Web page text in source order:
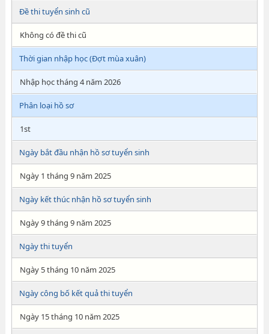
Đề thi tuyển sinh cũ
Không có đề thi cũ
Thời gian nhập học (Đợt mùa xuân)
Nhập học tháng 4 năm 2026
Phân loại hồ sơ
1st
Ngày bắt đầu nhận hồ sơ tuyển sinh
Ngày 1 tháng 9 năm 2025
Ngày kết thúc nhận hồ sơ tuyển sinh
Ngày 9 tháng 9 năm 2025
Ngày thi tuyển
Ngày 5 tháng 10 năm 2025
Ngày công bố kết quả thi tuyển
Ngày 15 tháng 10 năm 2025